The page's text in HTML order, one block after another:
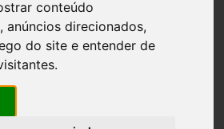
conteúdo
anúncios direcionados,
do site e entender de
e fluxos de caixa do GERIR
real de todos os fluxos de
os fluxos financeiros que
caixa e bancos (
também, numa só área, toda a